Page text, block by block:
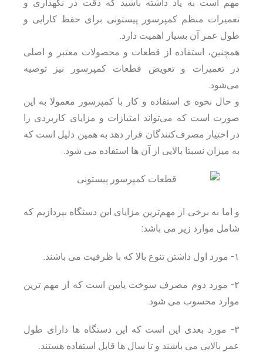
مهم است به یاد داشته باشید که دقت در نگهداری و
تعمیرات منظم کمپرسور پیستونی برای حفظ کارایی و
طول عمر آن بسیار اهمیت دارد.
همچنین، استفاده از قطعات و محصولات معتبر و اصلی
در تعمیرات و تعویض قطعات کمپرسور نیز توصیه
می‌شود.
و حال نحوه ی استفاده و کار با کمپرسور معمولا به این
صورت است که می‌تواند امتیازات و مزایای کاربردی را
در اختیار مصرف‌کنندگان قرار دهد به همین دلیل است که
به میزان نسبتا بالایی از آن ها استفاده می شود.
و اما به برخی از مهم‌ترین مزایای این دستگاه بپردازیم که
شامل موارد زیر می باشد:
۱- مورد اول داشتن تنوع بالا که با ظرفیت می باشند.
۲- مورد دوم مصرف سوخت پایین است که از مهم ترین
موارد محسوب می شود.
۳- مورد بعدی این است که این دستگاه ها دارای طول
عمر بالایی می باشند و تا سال ها قابل استفاده هستند.